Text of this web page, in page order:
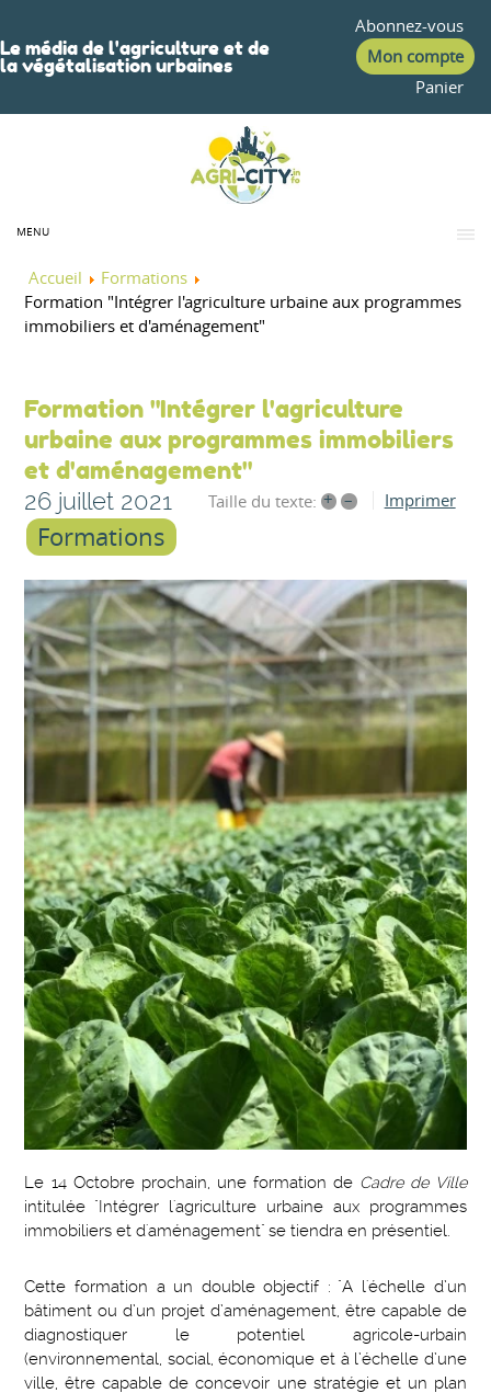
Le média de l'agriculture et de
la végétalisation urbaines
Abonnez-vous
Mon compte
Panier
MENU
Accueil
Formations
Formation "Intégrer l'agriculture urbaine aux programmes
immobiliers et d'aménagement"
Formation "Intégrer l'agriculture
urbaine aux programmes immobiliers
et d'aménagement"
26 juillet 2021 Taille du texte: + – Imprimer
Formations
Le 14 Octobre prochain, une formation de Cadre de Ville
intitulée "Intégrer l'agriculture urbaine aux programmes
immobiliers et d'aménagement" se tiendra en présentiel.
Cette formation a un double objectif : "A l'échelle d’un
bâtiment ou d’un projet d’aménagement, être capable de
diagnostiquer le potentiel agricole-urbain
(environnemental, social, économique et à l’échelle d’une
ville, être capable de concevoir une stratégie et un plan